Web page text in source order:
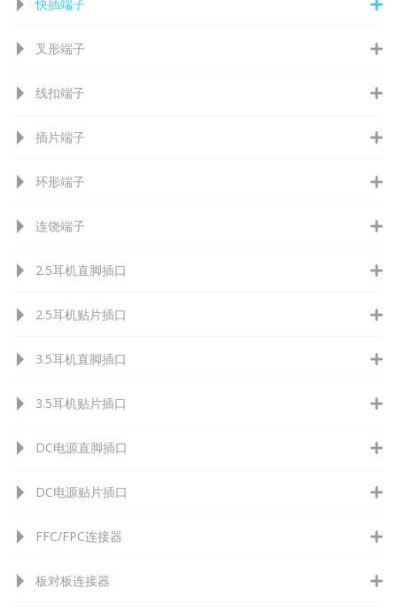
快插端子
叉形端子
线扣端子
插片端子
环形端子
连饶端子
2.5耳机直脚插口
2.5耳机贴片插口
3.5耳机直脚插口
3.5耳机贴片插口
DC电源直脚插口
DC电源贴片插口
FFC/FPC连接器
板对板连接器